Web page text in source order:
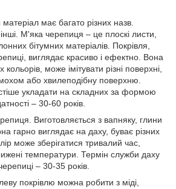
має багато різних назв.
М'яка черепиця – це плоскі листи,
бітумних матеріалів. Покрівля,
виглядає красиво і ефектно. Вона
кольорів, може імітувати різні поверхні,
або хвилеподібну поверхню.
укладати на складних за формою
– 30-60 років.
Виготовляється з вапняку, глини
гарно виглядає на даху, буває різних
може зберігатися тривалий час,
температури. Термін служби даху
– 30-35 років.
покрівлю можна робити з міді,